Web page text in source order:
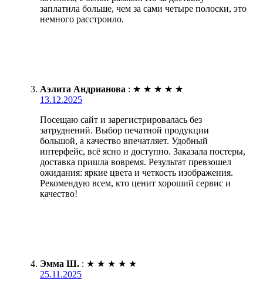
заплатила больше, чем за сами четыре полоски, это
немного расстроило.
Аэлита Андрианова : ★ ★ ★ ★ ★
13.12.2025
Посещаю сайт и зарегистрировалась без
затруднений. Выбор печатной продукции
большой, а качество впечатляет. Удобный
интерфейс, всё ясно и доступно. Заказала постеры,
доставка пришла вовремя. Результат превзошел
ожидания: яркие цвета и четкость изображения.
Рекомендую всем, кто ценит хороший сервис и
качество!
Эмма Ш. : ★ ★ ★ ★ ★
25.11.2025